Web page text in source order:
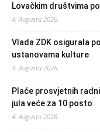
Lovačkim društvima
4. Augusta 2026.
Vlada ZDK osigurala
ustanovama kulture
4. Augusta 2026.
Plaće prosvjetnih
jula veće za 10 posto
4. Augusta 2026.